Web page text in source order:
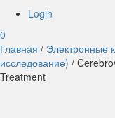
Login
0
Главная / Электронные
исследование) /
Treatment